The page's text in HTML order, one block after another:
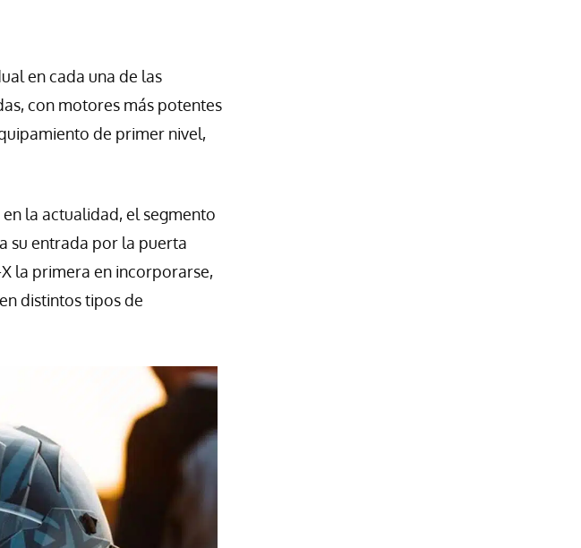
en cada una de las
con motores más potentes
de primer nivel,
la actualidad, el segmento
su entrada por la puerta
la primera en incorporarse,
distintos tipos de